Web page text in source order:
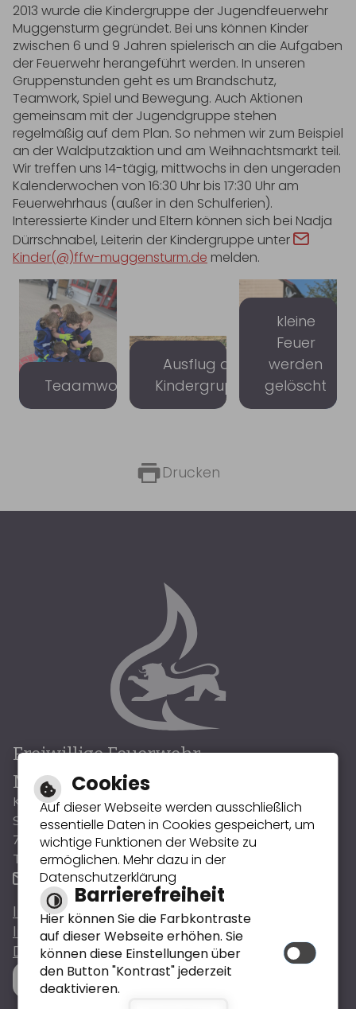
Teaamwork
Ausflug der
Kindergruppe
kleine
Feuer
werden
gelöscht
2013 wurde die Kindergruppe der Jugendfeuerwehr
Muggensturm gegründet. Bei uns können Kinder
zwischen 6 und 9 Jahren spielerisch an die Aufgaben
der Feuerwehr herangeführt werden. In unseren
Gruppenstunden geht es um Brandschutz,
Teamwork, Spiel und Bewegung. Auch Aktionen
gemeinsam mit der Jugendgruppe stehen
regelmäßig auf dem Plan. So nehmen wir zum Beispiel
an der Waldputzaktion und am Weihnachtsmarkt teil.
Wir treffen uns 14-tägig, mittwochs in den ungeraden
Kalenderwochen von 16:30 Uhr bis 17:30 Uhr am
Feuerwehrhaus (außer in den Schulferien).
Interessierte Kinder und Eltern können sich bei Nadja
Dürrschnabel, Leiterin der Kindergruppe unter
Kinder(@)ffw-muggensturm.de melden.
Drucken
Freiwillige Feuerwehr
Muggensturm
Kommandant : Patrick Völker
Sofienstraße 33
76461 Muggensturm
Tel. : 0174/3146392
E-Mail schreiben
Barrierefreie Ansicht
Inhalt
Impressum
Datenschutz
Cookies
Auf dieser Webseite werden ausschließlich
essentielle Daten in Cookies gespeichert, um
wichtige Funktionen der Website zu
ermöglichen. Mehr dazu in der
Datenschutzerklärung
Barrierefreiheit
Hier können Sie die Farbkontraste
auf dieser Webseite erhöhen. Sie
können diese Einstellungen über
den Button "Kontrast" jederzeit
deaktivieren.